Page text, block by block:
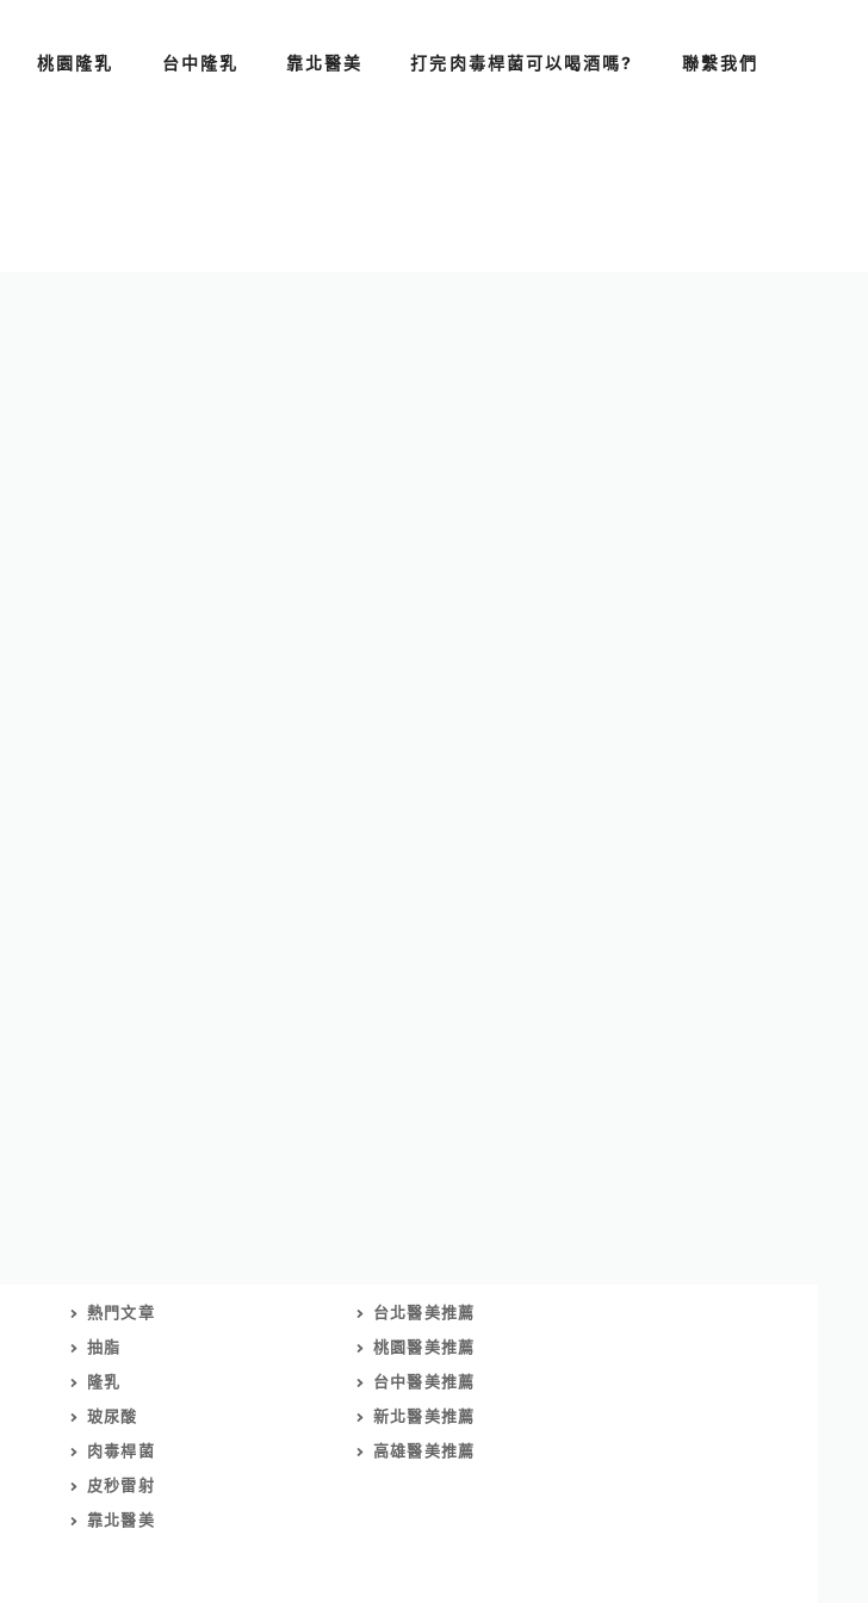
桃園隆乳 台中隆乳 靠北醫美 打完肉毒桿菌可以喝酒嗎? 聯繫我們
熱門文章
抽脂
隆乳
玻尿酸
肉毒桿菌
皮秒雷射
靠北醫美
台北醫美推薦
桃園醫美推薦
台中醫美推薦
新北醫美推薦
高雄醫美推薦